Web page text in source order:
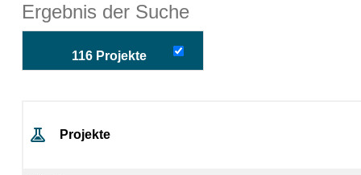
Ergebnis der Suche
116 Projekte
Projekte